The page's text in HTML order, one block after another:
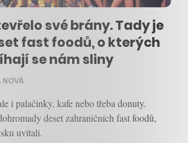
své brány. Tady je
fast foodů, o kterých
se nám sliny
NOVÁ
i palačinky, kafe nebo třeba donuty.
deset zahraničních fast foodů,
uvítali.